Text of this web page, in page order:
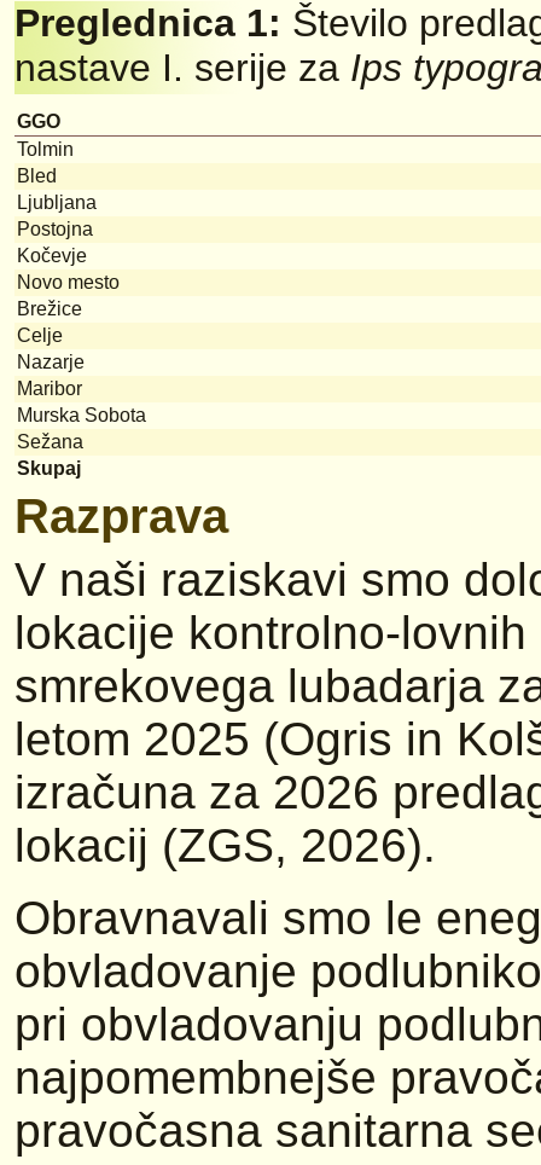
Preglednica 1: Število
nastave I. serije za Ips
GGO
Tolmin
Bled
Ljubljana
Postojna
Kočevje
Novo mesto
Brežice
Celje
Nazarje
Maribor
Murska Sobota
Sežana
Skupaj
Razprava
V naši raziskavi smo
lokacije kontrolno-
smrekovega lubadarja
letom 2025 (Ogris in
izračuna za 2026
lokacij (ZGS, 2026).
Obravnavali smo le
obvladovanje
pri obvladovanju
najpomembnejše
pravočasna sanitarna